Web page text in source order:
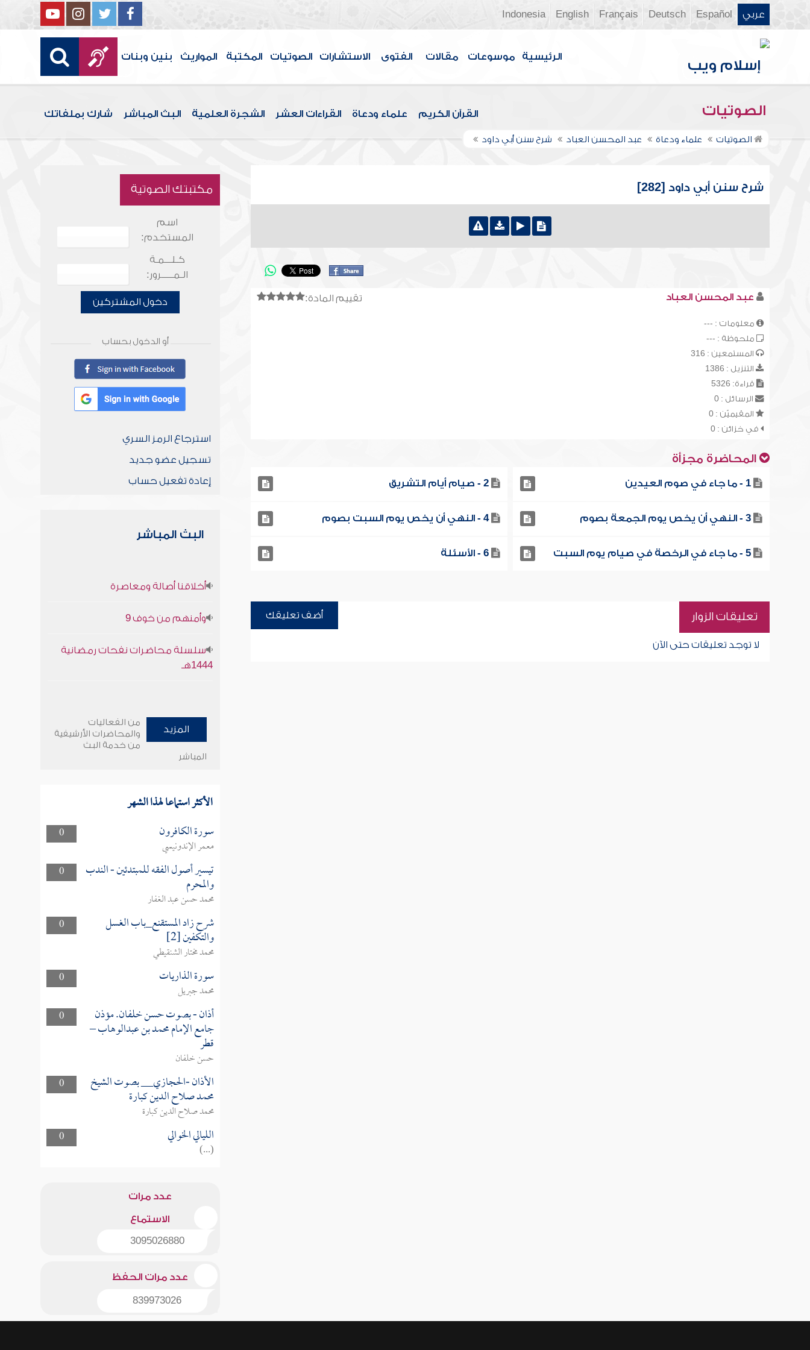
عربي Español
Deutsch
Français
English
Indonesia
الرئيسية موسوعات مقالات الفتوى الاستشارات الصوتيات المكتبة المواريث بنين وبنات
الصوتيات القرآن الكريم علماء ودعاة القراءات العشر الشجرة العلمية البث المباشر شارك بملفاتك
الصوتيات علماء ودعاة عبد المحسن العباد شرح سنن أبي داود
شرح سنن أبي داود [282]
تقييم المادة: عبد المحسن العباد
معلومات : ---
ملحوظة : ---
المستمعين : 316
التنزيل : 1386
قراءة: 5326
الرسائل : 0
المقيميّن : 0
في خزائن : 0
المحاضرة مجزأة
1 - ما جاء في صوم العيدين 2 - صيام أيام التشريق
3 - النهي أن يخص يوم الجمعة بصوم 4 - النهي أن يخص يوم السبت بصوم
5 - ما جاء في الرخصة في صيام يوم السبت 6 - الأسئلة
تعليقات الزوار أضف تعليقك
لا توجد تعليقات حتى الآن
مكتبتك الصوتية
اسم
المستخدم:
كـلـــمـة
الـمـــــرور:
دخول المشتركين
أو الدخول بحساب
استرجاع الرمز السري
تسجيل عضو جديد
إعادة تفعيل حساب
البث المباشر
أخلاقنا أصالة ومعاصرة
وأمنهم من خوف 9
سلسلة محاضرات نفحات رمضانية
1444هـ
المزيد
من الفعاليات
والمحاضرات الأرشيفية
من خدمة البث
المباشر
الأكثر استماعا لهذا الشهر
0 سورة الكافرون
معمر الإندونيسي
0
تيسير أصول الفقه للمبتدئين - الندب
والمحرم
محمد حسن عبد الغفار
0
شرح زاد المستقنع_باب الغسل
والتكفين [2]
محمد مختار الشنقيطي
0
سورة الذاريات
محمد جبريل
0
أذان - بصوت حسن خلفان. مؤذن
جامع الإمام محمد بن عبدالوهاب –
قطر
حسن خلفان
0
الأذان -الحجازي__ بصوت الشيخ
محمد صلاح الدين كبارة
محمد صلاح الدين كبارة
0
الليالي الخوالي
(...)
عدد مرات
الاستماع
3095026880
عدد مرات الحفظ
839973026